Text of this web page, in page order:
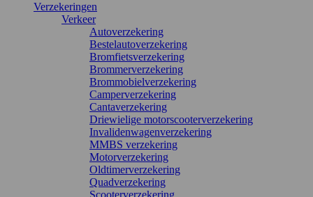
Verzekeringen
Verkeer
Autoverzekering
Bestelautoverzekering
Bromfietsverzekering
Brommerverzekering
Brommobielverzekering
Camperverzekering
Cantaverzekering
Driewielige motorscooterverzekering
Invalidenwagenverzekering
MMBS verzekering
Motorverzekering
Oldtimerverzekering
Quadverzekering
Scooterverzekering